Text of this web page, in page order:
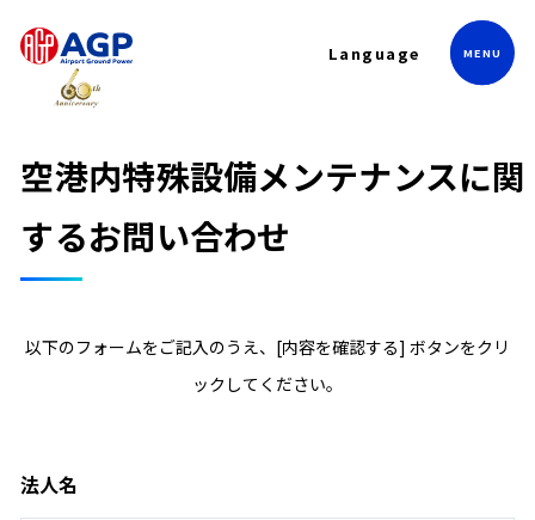
Language
空港内特殊設備メンテナンスに関
するお問い合わせ
以下のフォームをご記入のうえ、[内容を確認する] ボタンをクリ
ックしてください。
法人名